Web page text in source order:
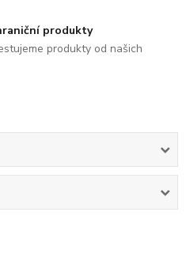
produkty
produkty od našich